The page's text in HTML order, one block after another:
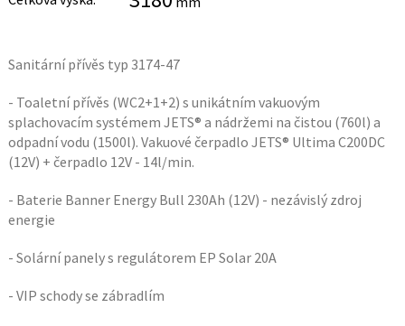
Sanitární přívěs typ 3174-47
- Toaletní přívěs (WC2+1+2) s unikátním vakuovým
splachovacím systémem JETS® a nádržemi na čistou (760l) a
odpadní vodu (1500l). Vakuové čerpadlo JETS® Ultima C200DC
(12V) + čerpadlo 12V - 14l/min.
- Baterie Banner Energy Bull 230Ah (12V) - nezávislý zdroj
energie
- Solární panely s regulátorem EP Solar 20A
- VIP schody se zábradlím